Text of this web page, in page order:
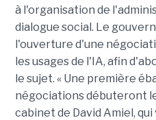
à l'organisation de
dialogue social. Le
l'ouverture d'une
les usages de l'IA, afin
le sujet. « Une première
négociations débuteront
cabinet de David Amiel, qui